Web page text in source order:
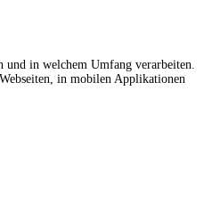
und in welchem Umfang verarbeiten.
in mobilen Applikationen